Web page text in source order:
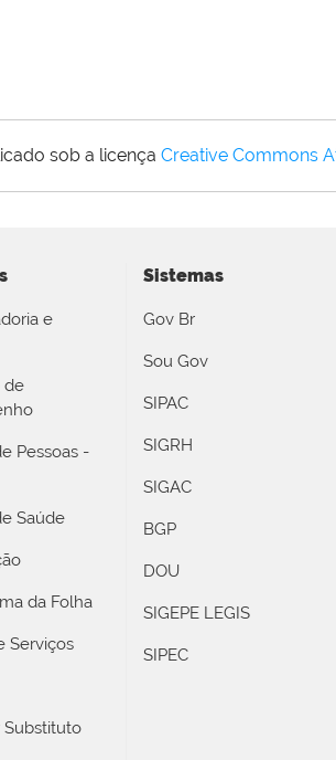
sob a licença Creative Commons
e
de
Pessoas -
Saúde
da Folha
Serviços
Substituto
Sistemas
Gov Br
Sou Gov
SIPAC
SIGRH
SIGAC
BGP
DOU
SIGEPE LEGIS
SIPEC